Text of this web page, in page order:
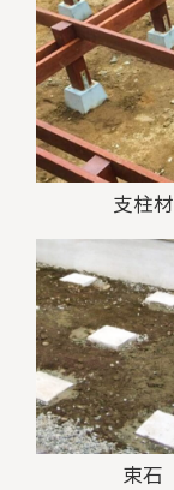
支柱材
束石